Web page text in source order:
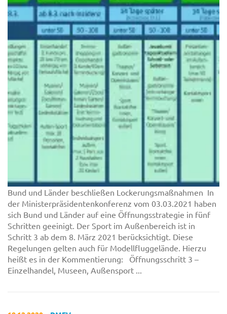
Bund und Länder beschließen Lockerungsmaßnahmen In
der Ministerpräsidentenkonferenz vom 03.03.2021 haben
sich Bund und Länder auf eine Öffnungsstrategie in fünf
Schritten geeinigt. Der Sport im Außenbereich ist in
Schritt 3 ab dem 8. März 2021 berücksichtigt. Diese
Regelungen gelten auch für Modellfluggelände. Hierzu
heißt es in der Kommentierung: Öffnungsschritt 3 –
Einzelhandel, Museen, Außensport ...